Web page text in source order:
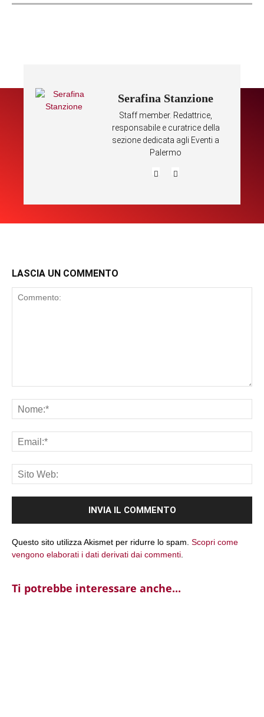
Serafina Stanzione
Staff member. Redattrice,
responsabile e curatrice della
sezione dedicata agli Eventi a
Palermo
LASCIA UN COMMENTO
Questo sito utilizza Akismet per ridurre lo spam. Scopri come
vengono elaborati i dati derivati dai commenti
Ti potrebbe interessare anche...